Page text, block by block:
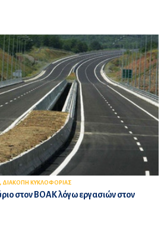
ΔΙΑΚΟΠΗ ΚΥΚΛΟΦΟΡΙΑΣ
στον ΒΟΑΚ λόγω εργασιών στον